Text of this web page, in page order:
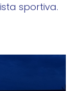
sportiva.